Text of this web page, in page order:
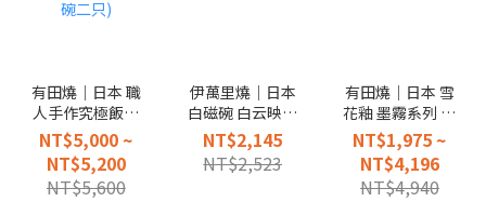
有田燒｜日本 職
人手作究極飯鍋
(贈送有田燒 銀砂
小飯碗二只)
NT$5,000 ~
NT$5,200
NT$5,600
伊萬里燒｜日本
白磁碗 白云映月
壺
NT$2,145
NT$2,523
有田燒｜日本 雪
花釉 墨霧系列 二
重高台皿
NT$1,975 ~
NT$4,196
NT$4,940